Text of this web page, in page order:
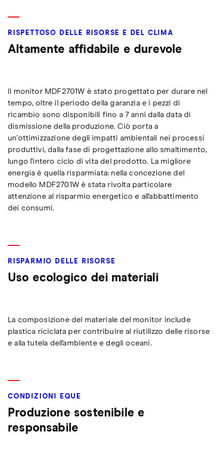
RISPETTOSO DELLE RISORSE E DEL CLIMA
Altamente affidabile e durevole
Il monitor MDF2701W è stato progettato per durare nel
tempo, oltre il periodo della garanzia e i pezzi di
ricambio sono disponibili fino a 7 anni dalla data di
dismissione della produzione. Ciò porta a
un'ottimizzazione degli impatti ambientali nei processi
produttivi, dalla fase di progettazione allo smaltimento,
lungo l'intero ciclo di vita del prodotto. La migliore
energia è quella risparmiata: nella concezione del
modello MDF2701W è stata rivolta particolare
attenzione al risparmio energetico e all'abbattimento
dei consumi.
RISPARMIO DELLE RISORSE
Uso ecologico dei materiali
La composizione del materiale del monitor include
plastica riciclata per contribuire al riutilizzo delle risorse
e alla tutela dell'ambiente e degli oceani.
CONDIZIONI EQUE
Produzione sostenibile e
responsabile